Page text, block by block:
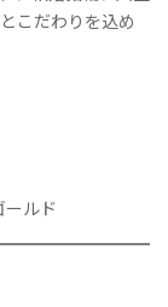
こだわりを込め
ルド